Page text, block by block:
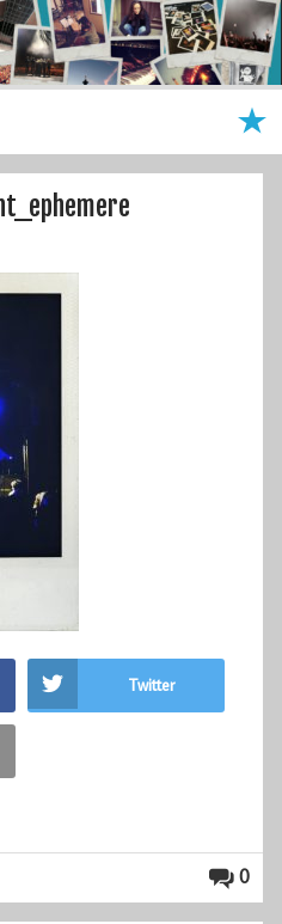
Twitter
0